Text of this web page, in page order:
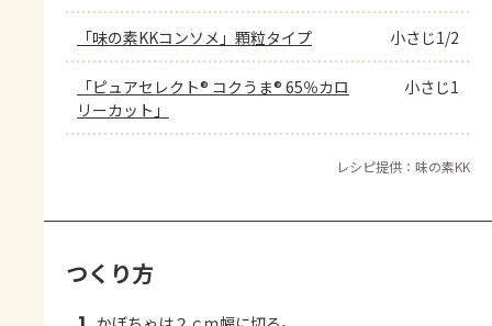
「味の素KKコンソメ」顆粒タイプ 小さじ1/2
「ピュアセレクト® コクうま® 65％カロ
リーカット」
小さじ1
レシピ提供：味の素KK
つくり方